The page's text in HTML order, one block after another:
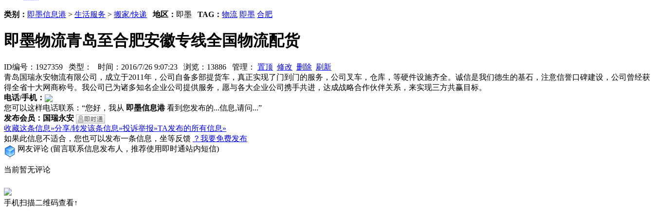
类别： 即墨信息港 > 生活服务 > 搬家/快递 地区： 即墨 TAG： 物流 即墨 合肥
即墨物流青岛至合肥安徽专线全国物流配货
ID编号：1927359 类型： 时间：2016/7/26 9:07:23 浏览：13886 管理： 置顶 修改 删除 刷新
青岛国瑞永安物流有限公司，成立于2011年，公司自备多部提货车，真正实现了门到门的服务，公司叉车，仓库，等硬件设施齐全。诚信是我们德生的基石，注意信誉口碑建设，公司曾经获
得全省十大网商称号。我公司已为诸多知名企业公司提供服务，愿与各大企业公司携手共进，达成战略合作伙伴关系，来实现三方共赢目标。
电话/手机：
您可以这样电话联系：“您好，我从 即墨信息港看到您发布的...信息,请问...”
发布会员：国瑞永安
收藏这条信息»分享/转发该条信息»投诉举报»TA发布的所有信息»
如果此信息不适合，您也可以发布一条信息，坐等反馈 ？我要免费发布
网友评论 (留言联系信息发布人，推荐使用即时通站内短信)
当前暂无评论
手机扫描二维码查看↑